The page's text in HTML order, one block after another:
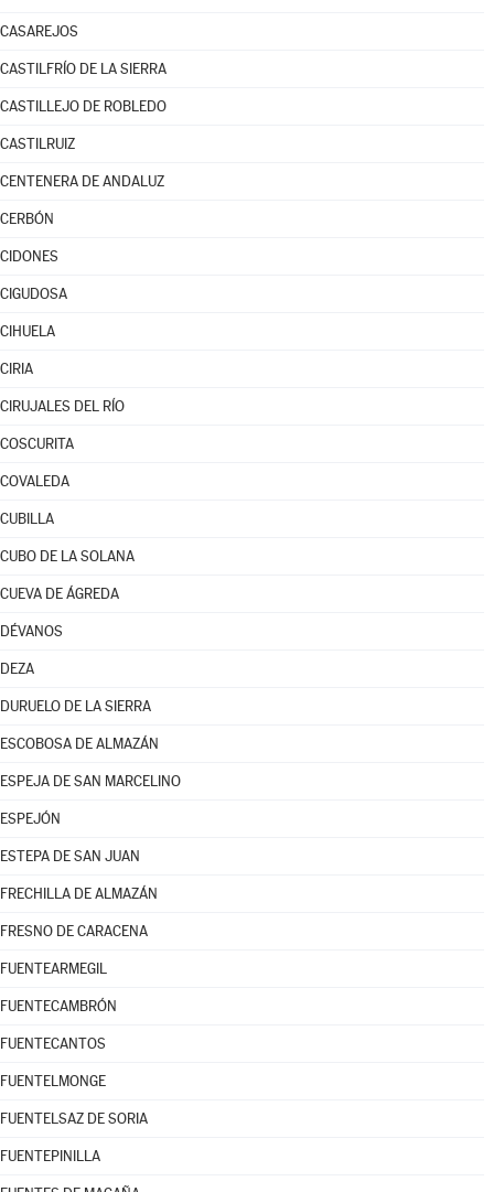
CASAREJOS
CASTILFRÍO DE LA SIERRA
CASTILLEJO DE ROBLEDO
CASTILRUIZ
CENTENERA DE ANDALUZ
CERBÓN
CIDONES
CIGUDOSA
CIHUELA
CIRIA
CIRUJALES DEL RÍO
COSCURITA
COVALEDA
CUBILLA
CUBO DE LA SOLANA
CUEVA DE ÁGREDA
DÉVANOS
DEZA
DURUELO DE LA SIERRA
ESCOBOSA DE ALMAZÁN
ESPEJA DE SAN MARCELINO
ESPEJÓN
ESTEPA DE SAN JUAN
FRECHILLA DE ALMAZÁN
FRESNO DE CARACENA
FUENTEARMEGIL
FUENTECAMBRÓN
FUENTECANTOS
FUENTELMONGE
FUENTELSAZ DE SORIA
FUENTEPINILLA